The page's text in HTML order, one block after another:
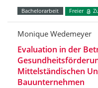
Bachelorarbeit Freier
Monique Wedemeyer
Evaluation in der
Mittelständischen
Bauunternehmen